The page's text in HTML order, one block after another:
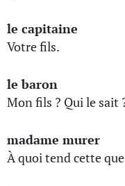
le capitaine
Votre fils.
le baron
Mon fils ? Qui le sait
madame murer
À quoi tend cette